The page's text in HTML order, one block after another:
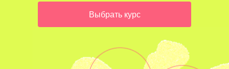
Выбрать курс